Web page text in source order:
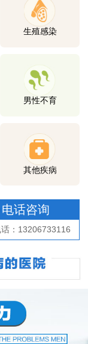
生殖感染
男性不育
其他疾病
电话咨询
：13206733116